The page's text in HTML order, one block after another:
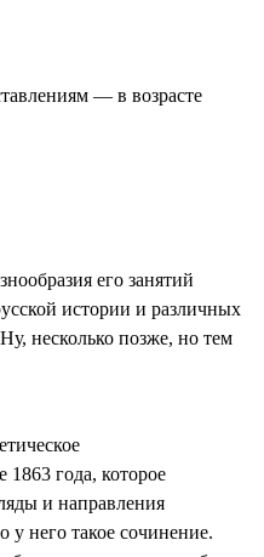
— в возрасте
его занятий
истории и различных
несколько позже, но тем
1863 года, которое
и направления
у него такое сочинение.